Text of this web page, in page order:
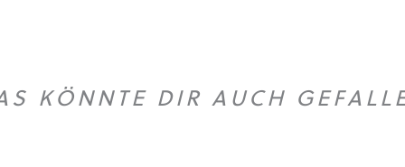
KÖNNTE DIR AUCH